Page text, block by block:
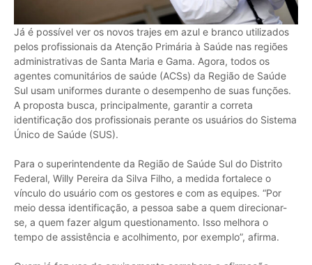
Já é possível ver os novos trajes em azul e branco utilizados
pelos profissionais da Atenção Primária à Saúde nas regiões
administrativas de Santa Maria e Gama. Agora, todos os
agentes comunitários de saúde (ACSs) da Região de Saúde
Sul usam uniformes durante o desempenho de suas funções.
A proposta busca, principalmente, garantir a correta
identificação dos profissionais perante os usuários do Sistema
Único de Saúde (SUS).
Para o superintendente da Região de Saúde Sul do Distrito
Federal, Willy Pereira da Silva Filho, a medida fortalece o
vínculo do usuário com os gestores e com as equipes. “Por
meio dessa identificação, a pessoa sabe a quem direcionar-
se, a quem fazer algum questionamento. Isso melhora o
tempo de assistência e acolhimento, por exemplo”, afirma.